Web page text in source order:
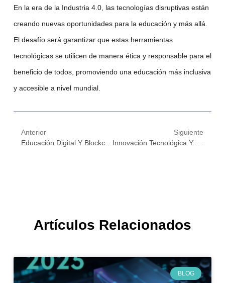
En la era de la Industria 4.0, las tecnologías disruptivas están
creando nuevas oportunidades para la educación y más allá.
El desafío será garantizar que estas herramientas
tecnológicas se utilicen de manera ética y responsable para el
beneficio de todos, promoviendo una educación más inclusiva
y accesible a nivel mundial.
Anterior
Educación Digital Y Blockchain: La Fórmula Para Un Cambio Global En La Enseñanza
Siguiente
Innovación Tecnológica Y Blockchain: El Futuro De La Educación Digital A Nivel Global
Artículos Relacionados
BLOG